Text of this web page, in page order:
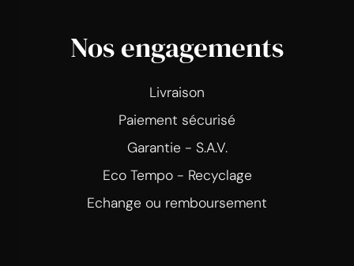
Nos engagements
Livraison
Paiement sécurisé
Garantie - S.A.V.
Eco Tempo - Recyclage
Echange ou remboursement